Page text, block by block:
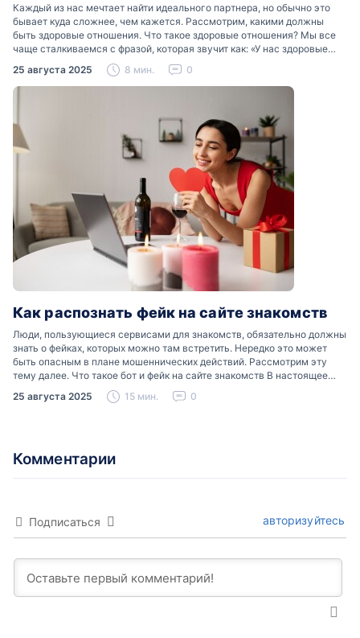
Каждый из нас мечтает найти идеального партнера, но обычно это
бывает куда сложнее, чем кажется. Рассмотрим, какими должны
быть здоровые отношения. Что такое здоровые отношения? Мы все
чаще сталкиваемся с фразой, которая звучит как: «У нас здоровые
отношения». Что именно подразумевается…
25 августа 2025 8 мин. 0
Как распознать фейк на сайте знакомств
Люди, пользующиеся сервисами для знакомств, обязательно должны
знать о фейках, которых можно там встретить. Нередко это может
быть опасным в плане мошеннических действий. Рассмотрим эту
тему далее. Что такое бот и фейк на сайте знакомств В настоящее
время можно встретить свою…
25 августа 2025 15 мин. 0
Комментарии
Подписаться авторизуйтесь